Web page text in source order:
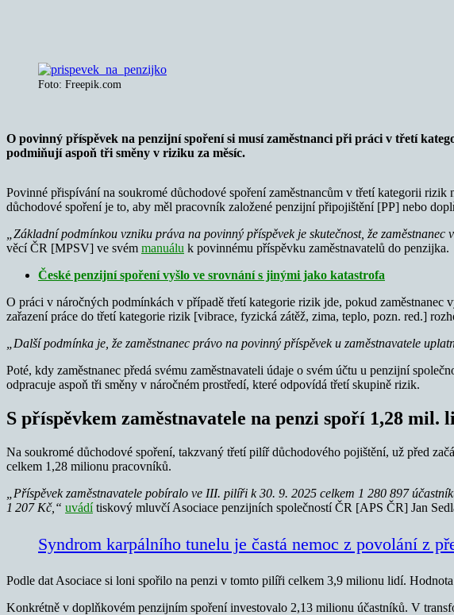
Foto: Freepik.com
O povinný příspěvek na penzijní spoření si musí zaměstnanci při práci v třetí
podmiňují aspoň tři směny v riziku za měsíc.
Povinné přispívání na soukromé důchodové spoření zaměstnancům v třetí kategorii
důchodové spoření je to, aby měl pracovník založené penzijní připojištění [PP] nebo
„Základní podmínkou vzniku práva na povinný příspěvek je skutečnost, že
věcí ČR [MPSV] ve svém manuálu k povinnému příspěvku zaměstnavatelů do penzijka.
České penzijní spoření vyšlo ve srovnání s jinými jako katastrofa
O práci v náročných podmínkách v případě třetí kategorie rizik jde, pokud
zařazení práce do třetí kategorie rizik [vibrace, fyzická zátěž, zima, teplo, pozn. red.]
„Další podmínka je, že zaměstnanec právo na povinný příspěvek u zaměstnavatele
Poté, kdy zaměstnanec předá svému zaměstnavateli údaje o svém účtu u penzijní
odpracuje aspoň tři směny v náročném prostředí, které odpovídá třetí skupině rizik.
S příspěvkem zaměstnavatele na penzi spoří 1,28 mil.
Na soukromé důchodové spoření, takzvaný třetí pilíř důchodového pojištění, už před
celkem 1,28 milionu pracovníků.
„Příspěvek zaměstnavatele pobíralo ve III. pilíři k 30. 9. 2025 celkem 1 280 897
1 207 Kč,“ uvádítiskový mluvčí Asociace penzijních společností ČR [APS ČR] Jan
Syndrom karpálního tunelu je častá nemoc z povolání z
Podle dat Asociace si loni spořilo na penzi v tomto pilíři celkem 3,9 milionu lidí.
Konkrétně v doplňkovém penzijním spoření investovalo 2,13 milionu účastníků. V